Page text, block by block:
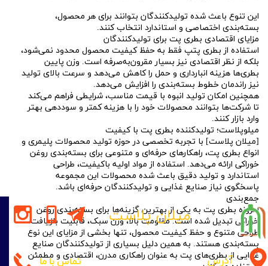
این تنوع باعث شده تولیدکنندگان بتوانند برای هر محصول،
بسته‌بندی اختصاصی و استاندارد انتخاب کنند.
مزایای اقتصادی بطری پت برای تولیدکنندگان
استفاده از بطری پتپ فقط به حفظ کیفیت محصول محدود نمی‌شود،
بلکه از نظر اقتصادی نیز بسیار مقرون‌به‌صرفه است. وزن پایین
بطری‌ها هزینه انبارداری و حمل را کاهش می‌دهد و سرعت بالای تولید
نیز راندمان خطوط بسته‌بندی را افزایش می‌دهد.
همچنین امکان تولید انبوه با قیمت مناسب، شرایطی فراهم می‌کند
تا شرکت‌ها بتوانند محصولات خود را با هزینه کمتر و سوددهی بهتر
وارد بازار کنند.
میلوپلاست؛ تولیدکننده بطری پت با کیفیت
[میلان پلاست] با تجربه تخصصی در حوزه تولید محصولات پلیمری و
انواع بطری پت، راهکارهای حرفه‌ای و متنوعی برای بسته‌بندی روغن
خوراکی ارائه می‌دهد. استفاده از مواد اولیه باکیفیت، طراحی
استاندارد و تولید دقیق باعث شده محصولات این مجموعه
پاسخگوی نیاز صنایع غذایی و تولیدکنندگان حرفه‌ای باشد.
جمع‌بندی
امروزه بطری پت به یکی از بهترین گزینه‌ها برای بسته‌بندی روغن
خوراکی تبدیل شده است. مقاومت بالا، وزن سبک، قابلیت بازیافت،
طراحی متنوع و حفظ کیفیت محصول، تنها بخشی از مزایای این نوع
بسته‌بندی هستند. به همین دلیل بسیاری از تولیدکنندگان صنایع
غذایی از بطری‌های پت به عنوان راهکاری مدرن، اقتصادی و مطمئن
تماس با ما
میلان پلاست
آدرس